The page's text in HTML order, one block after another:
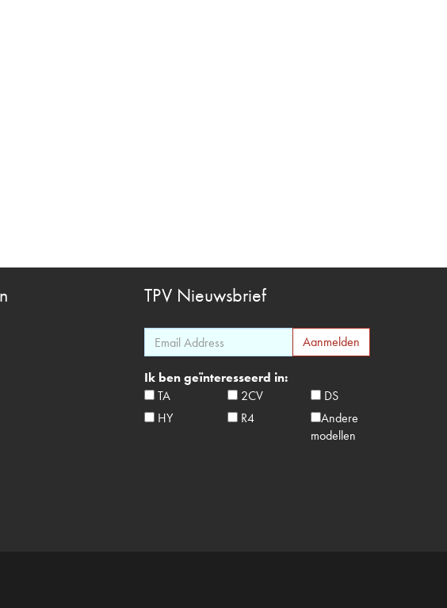
TPV Nieuwsbrief
Ik ben geïnteresseerd in:
TA
2CV
DS
HY
R4
Andere
modellen